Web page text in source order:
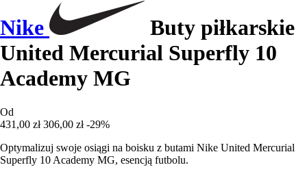
Nike
Buty piłkarskie
United Mercurial Superfly 10
Academy MG
Od
431,00 zł 306,00 zł -29%
Optymalizuj swoje osiągi na boisku z butami Nike United Mercurial
Superfly 10 Academy MG, esencją futbolu.